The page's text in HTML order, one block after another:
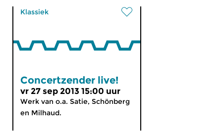
Klassiek
Concertzender live!
vr 27 sep 2013 15:00 uur
Werk van o.a. Satie, Schönberg
en Milhaud.